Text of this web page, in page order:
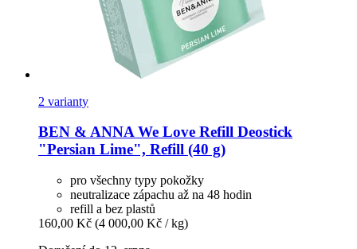
2 varianty
BEN & ANNAWe Love Refill Deostick
"Persian Lime", Refill (40 g)
pro všechny typy pokožky
neutralizace zápachu až na 48 hodin
refill a bez plastů
160,00 Kč (4 000,00 Kč / kg)